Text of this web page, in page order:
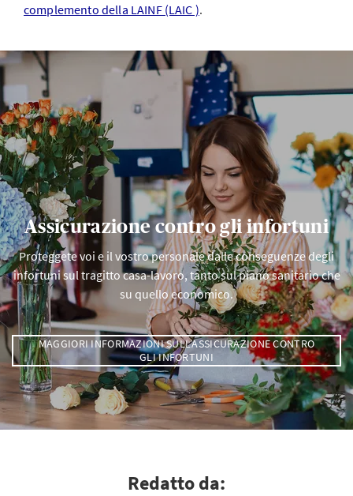
complemento della LAINF (LAIC ).
Assicurazione contro gli infortuni
Proteggete voi e il vostro personale dalle conseguenze degli
infortuni sul tragitto casa-lavoro, tanto sul piano sanitario che
su quello economico.
MAGGIORI INFORMAZIONI SULL’ASSICURAZIONE CONTRO
GLI INFORTUNI
Redatto da: